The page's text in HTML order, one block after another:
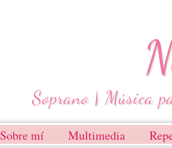
Sobre mí Multimedia